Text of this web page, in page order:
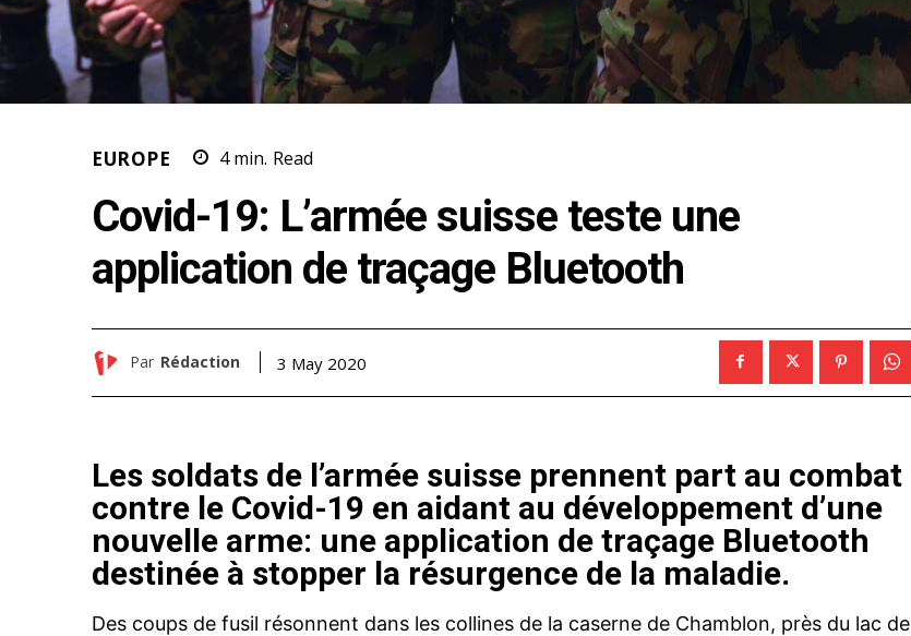
EUROPE 4min. Read
Covid-19: L’armée suisse teste une
application de traçage Bluetooth
Par Rédaction 3 May 2020
Les soldats de l’armée suisse prennent part au combat
contre le Covid-19 en aidant au développement d’une
nouvelle arme: une application de traçage Bluetooth
destinée à stopper la résurgence de la maladie.
Des coups de fusil résonnent dans les collines de la caserne de Chamblon, près du lac de